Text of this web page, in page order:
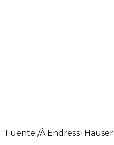
Fuente /Â Endress+Hauser